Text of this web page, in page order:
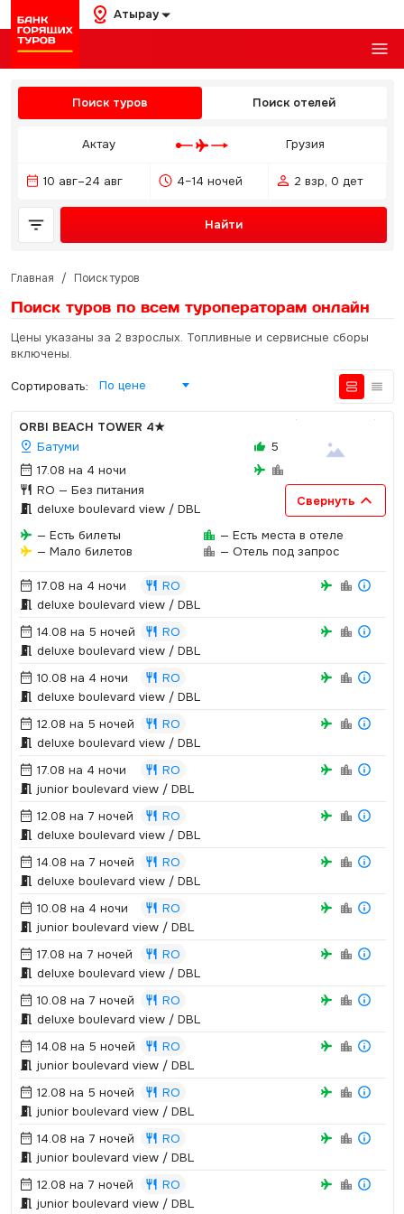
Атырау
Поиск туров Поиск отелей
Актау Грузия
10 авг–24 авг 4–14 ночей 2 взр, 0 дет
Найти
Главная / Поиск туров
Поиск туров по всем туроператорам онлайн
Цены указаны за 2 взрослых. Топливные и сервисные сборы
включены.
Сортировать: По цене
ORBI BEACH TOWER 4★
Батуми
17.08 на 4 ночи
RO — Без питания
5
deluxe boulevard view / DBL
Свернуть
— Есть билеты
— Мало билетов
— Есть места в отеле
— Отель под запрос
17.08 на 4 ночи
RO
deluxe boulevard view / DBL
14.08 на 5 ночей
RO
deluxe boulevard view / DBL
10.08 на 4 ночи
RO
deluxe boulevard view / DBL
12.08 на 5 ночей
RO
deluxe boulevard view / DBL
17.08 на 4 ночи
RO
junior boulevard view / DBL
12.08 на 7 ночей
RO
deluxe boulevard view / DBL
14.08 на 7 ночей
RO
deluxe boulevard view / DBL
10.08 на 4 ночи
RO
junior boulevard view / DBL
17.08 на 7 ночей
RO
deluxe boulevard view / DBL
10.08 на 7 ночей
RO
deluxe boulevard view / DBL
14.08 на 5 ночей
RO
junior boulevard view / DBL
12.08 на 5 ночей
RO
junior boulevard view / DBL
14.08 на 7 ночей
RO
junior boulevard view / DBL
12.08 на 7 ночей
RO
junior boulevard view / DBL